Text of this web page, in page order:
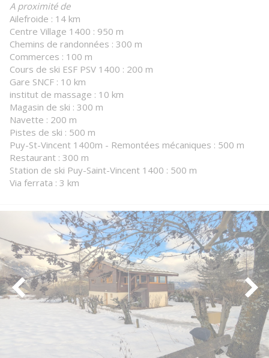
A proximité de
Ailefroide : 14 km
Centre Village 1400 : 950 m
Chemins de randonnées : 300 m
Commerces : 100 m
Cours de ski ESF PSV 1400 : 200 m
Gare SNCF : 10 km
institut de massage : 10 km
Magasin de ski : 300 m
Navette : 200 m
Pistes de ski : 500 m
Puy-St-Vincent 1400m - Remontées mécaniques : 500 m
Restaurant : 300 m
Station de ski Puy-Saint-Vincent 1400 : 500 m
Via ferrata : 3 km